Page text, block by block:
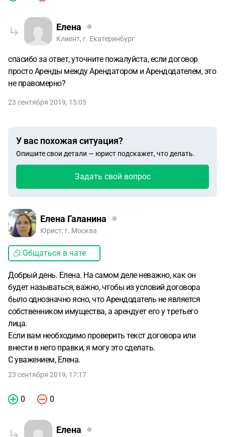
Елена
Клиент, г. Екатеринбург
спасибо за ответ, уточните пожалуйста, если договор
просто Аренды между Арендатором и Арендодателем, это
не правомерно?
23 сентября 2019, 15:05
У вас похожая ситуация?
Опишите свои детали — юрист подскажет, что делать.
Задать свой вопрос
Елена Галанина
Юрист, г. Москва
Общаться в чате
Добрый день. Елена. На самом деле неважно, как он
будет называться, важно, чтобы из условий договора
было однозначно ясно, что Арендодатель не является
собственником имущества, а арендует его у третьего
лица.
Если вам необходимо проверить текст договора или
внести в него правки, я могу это сделать.
С уважением, Елена.
23 сентября 2019, 17:17
0 0
Елена